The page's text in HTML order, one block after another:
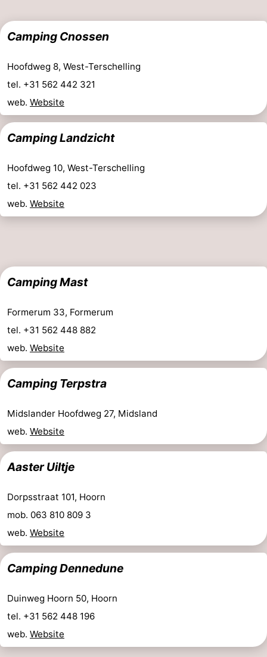
doen
-
Monumenten
-
Kerken
-
Uitkijkpunten
Attracties
-
Rondvaarten
Boerderijen
-
Rondleidingen
Sporten
-
Zwembaden
-
Fietsen
-
Wandelen
-
Surfen
-
en
drinken
Nachtleven
Zeehonden
Vuurtoren
Evenementen
Camping Cnossen
Hoofdweg 8, West-Terschelling
tel. +31 562 442 321
web. Website
Camping Landzicht
Hoofdweg 10, West-Terschelling
tel. +31 562 442 023
web. Website
Camping Mast
Formerum 33, Formerum
tel. +31 562 448 882
web. Website
Camping Terpstra
Midslander Hoofdweg 27, Midsland
web. Website
Aaster Uiltje
Dorpsstraat 101, Hoorn
mob. 063 810 809 3
web. Website
Camping Dennedune
Duinweg Hoorn 50, Hoorn
tel. +31 562 448 196
web. Website